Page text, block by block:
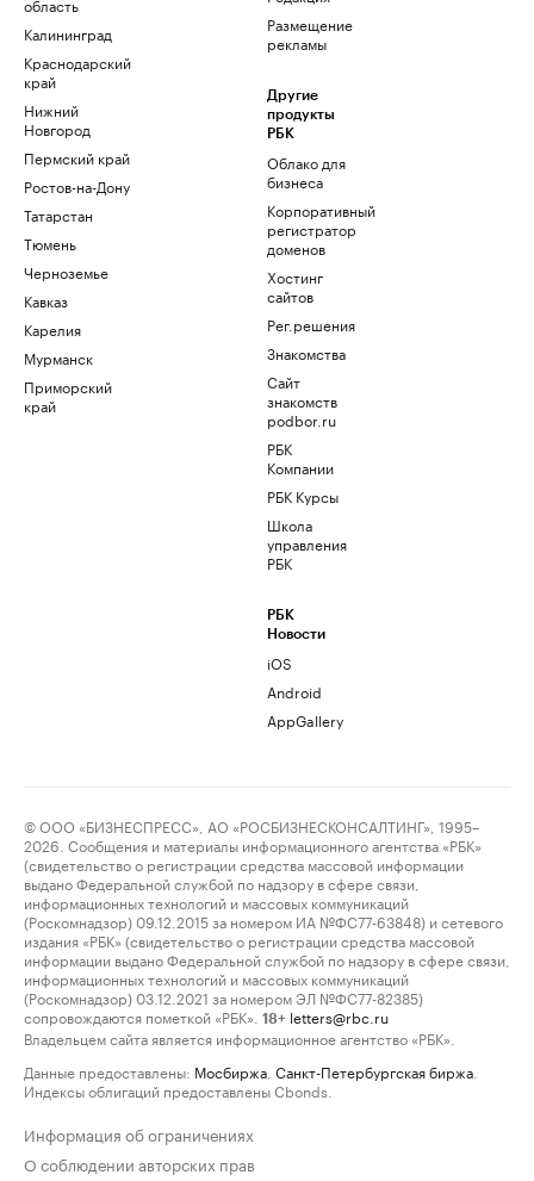
Калининград
Краснодарский
край
Нижний
Новгород
Пермский край
Ростов-на-Дону
Татарстан
Тюмень
Черноземье
Кавказ
Карелия
Мурманск
Приморский
край
Размещение
рекламы
Другие
продукты
РБК
Облако для
бизнеса
Корпоративный
регистратор
доменов
Хостинг
сайтов
Рег.решения
Знакомства
Сайт
знакомств
podbor.ru
РБК
Компании
РБК Курсы
Школа
управления
РБК
РБК
Новости
iOS
Android
AppGallery
© ООО «БИЗНЕСПРЕСС», АО «РОСБИЗНЕСКОНСАЛТИНГ», 1995–
2026. Сообщения и материалы информационного агентства «РБК»
(свидетельство о регистрации средства массовой информации
выдано Федеральной службой по надзору в сфере связи,
информационных технологий и массовых коммуникаций
(Роскомнадзор) 09.12.2015 за номером ИА №ФС77-63848) и сетевого
издания «РБК» (свидетельство о регистрации средства массовой
информации выдано Федеральной службой по надзору в сфере связи,
информационных технологий и массовых коммуникаций
(Роскомнадзор) 03.12.2021 за номером ЭЛ №ФС77-82385)
сопровождаются пометкой «РБК».
18+ letters@rbc.ru
Владельцем сайта является информационное агентство «РБК».
Данные предоставлены: Мосбиржа Санкт-Петербургская биржа
Индексы облигаций предоставлены Cbonds.
Информация об ограничениях
О соблюдении авторских прав